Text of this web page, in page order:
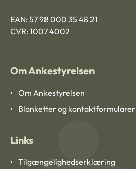
EAN: 57 98 000 35 48 21
CVR: 1007 4002
Om Ankestyrelsen
Om Ankestyrelsen
Blanketter og kontaktformularer
Links
Tilgængelighedserklæring